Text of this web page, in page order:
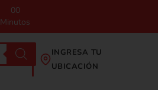
00
Minutos
INGRESA TU
UBICACIÓN